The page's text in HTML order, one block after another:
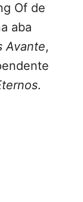
Of de
aba
Avante,
.